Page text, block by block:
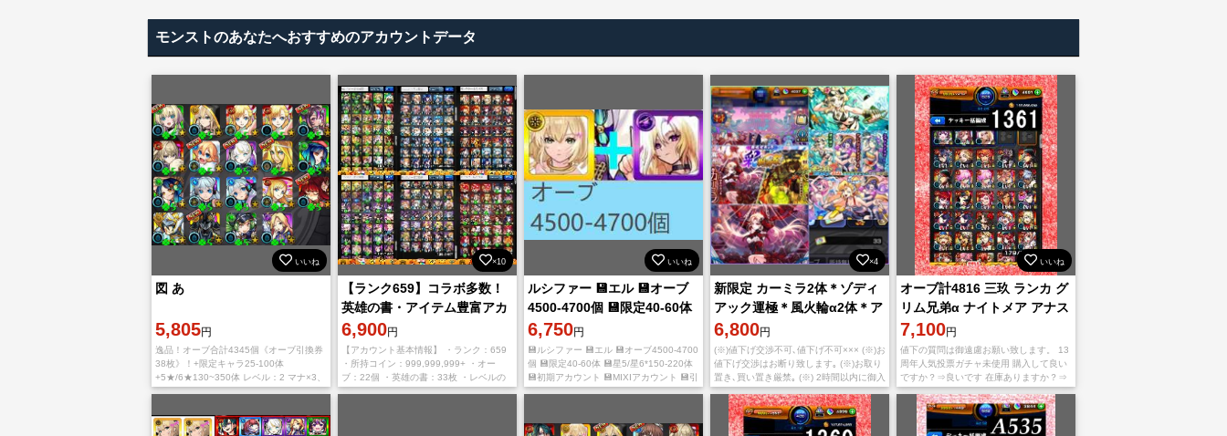
モンストのあなたへおすすめのアカウントデータ
いいね
図 あ
5,805円
逸品！オーブ合計4345個《オーブ引換券
38枚》！+限定キャラ25-100体
+5★/6★130~350体 レベル：2 マナ×3、
ヤクモ、ニケ、エル、ナイトメア、マサ
ジ、
×10
【ランク659】コラボ多数！
英雄の書・アイテム豊富アカ
ウント
6,900円
【アカウント基本情報】 ・ランク：659
・所持コイン：999,999,999+ ・オー
ブ：22個 ・英雄の書：33枚 ・レベルの
書：25枚 ・戦型の書：10枚 ・わくわく
いいね
ルシファー 💾エル 💾オーブ
4500-4700個 💾限定40-60体
💾星5/星6*
6,750円
💾ルシファー 💾エル 💾オーブ4500-4700
個 💾限定40-60体 💾星5/星6*150-220体
💾初期アカウント 💾MIXIアカウント 💾引
き継ぎの際の注意 チュートリアルから始
×4
新限定 カーミラ2体＊ゾディ
アック運極＊風火輪α2体＊ア
ンドロイドダイナーα＊ナル
ト＊初期アカウント
6,800円
(※)値下げ交渉不可､値下げ不可××× (※)お
値下げ交渉はお断り致します｡ (※)お取り
置き､買い置き厳禁｡ (※) 2時間以内に御入
金可能な方は 即購入可能です｡ それ以上
にな
いいね
オーブ計4816 三玖 ランカ グ
リム兄弟α ナイトメア アナス
タシア ルシファー
7,100円
値下の質問は御遠慮お願い致します。 13
周年人気投票ガチャ未使用 購入して良い
ですか？⇒良いです 在庫ありますか？⇒
あります オーブ数は減ってませんか？⇒
減る事はありません 上記の質問